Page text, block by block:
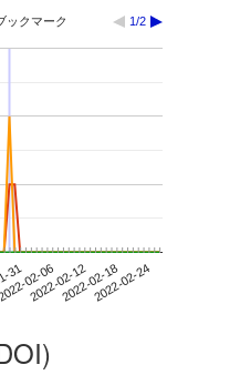
ックマーク 1/2
3102-06
2022-02-122022-02-182022-02-24